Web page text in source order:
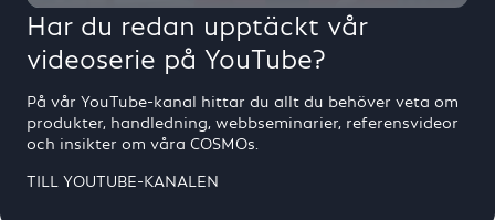
Har du redan upptäckt vår
videoserie på YouTube?
På vår YouTube-kanal hittar du allt du behöver veta om
produkter, handledning, webbseminarier, referensvideor
och insikter om våra COSMOs.
TILL YOUTUBE-KANALEN